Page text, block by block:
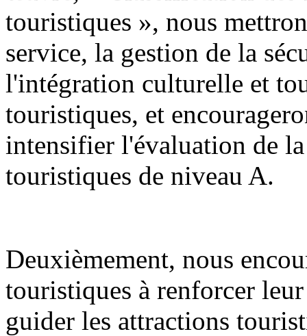
touristiques », nous
service, la gestion de la
l'intégration culturelle et
touristiques, et
intensifier l'évaluation de
touristiques de niveau A.
Deuxièmement, nous
touristiques à renforcer
guider les attractions